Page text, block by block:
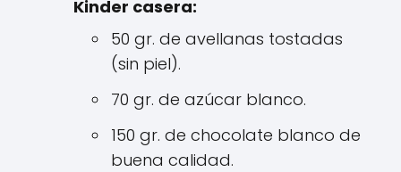
Kinder casera:
50 gr. de avellanas tostadas
(sin piel).
70 gr. de azúcar blanco.
150 gr. de chocolate blanco de
buena calidad.